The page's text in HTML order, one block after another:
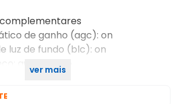
de ganho (agc): on
luz de fundo (blc): on
automático
ver mais